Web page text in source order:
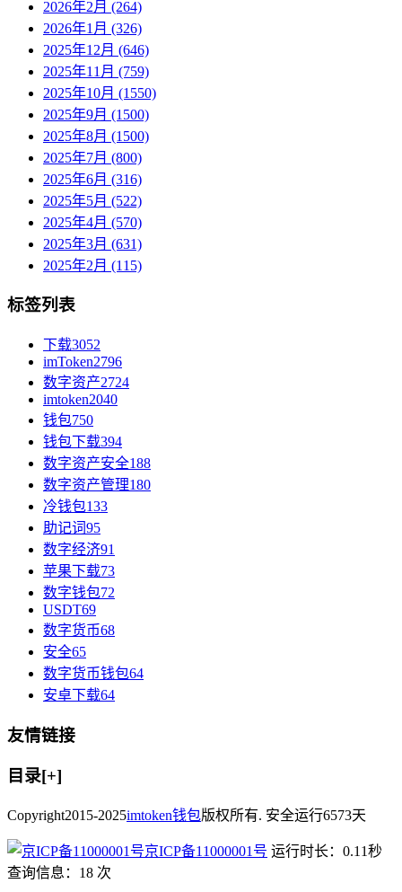
2026年2月 (264)
2026年1月 (326)
2025年12月 (646)
2025年11月 (759)
2025年10月 (1550)
2025年9月 (1500)
2025年8月 (1500)
2025年7月 (800)
2025年6月 (316)
2025年5月 (522)
2025年4月 (570)
2025年3月 (631)
2025年2月 (115)
标签列表
下载3052
imToken2796
数字资产2724
imtoken2040
钱包750
钱包下载394
数字资产安全188
数字资产管理180
冷钱包133
助记词95
数字经济91
苹果下载73
数字钱包72
USDT69
数字货币68
安全65
数字货币钱包64
安卓下载64
友情链接
目录[+]
Copyright2015-2025imtoken钱包版权所有. 安全运行6573天
京ICP备11000001号 运行时长：0.11秒
查询信息：18 次